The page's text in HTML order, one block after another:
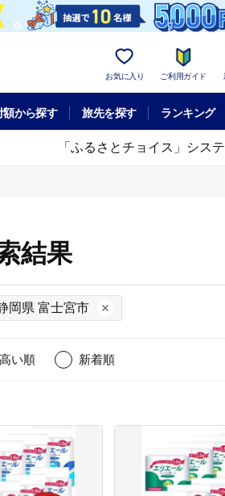
お気に入り ご利用ガイド
額から探す 旅先を探す ランキング
「ふるさとチョイス」シス
結果
岡県 富士宮市
高い順 新着順